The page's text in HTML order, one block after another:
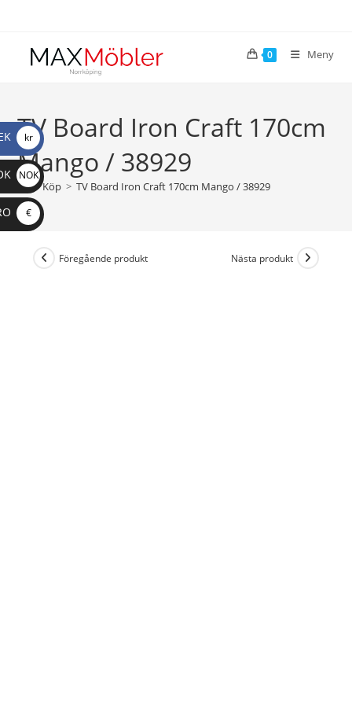
0 Meny
TV Board Iron Craft 170cm
Mango / 38929
> Köp > TV Board Iron Craft 170cm Mango / 38929
Föregående produkt Nästa produkt
kr
NOK
€